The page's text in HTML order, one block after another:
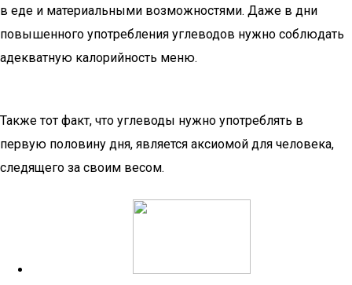
в еде и материальными возможностями. Даже в дни
повышенного употребления углеводов нужно соблюдать
адекватную калорийность меню.
Также тот факт, что углеводы нужно употреблять в
первую половину дня, является аксиомой для человека,
следящего за своим весом.